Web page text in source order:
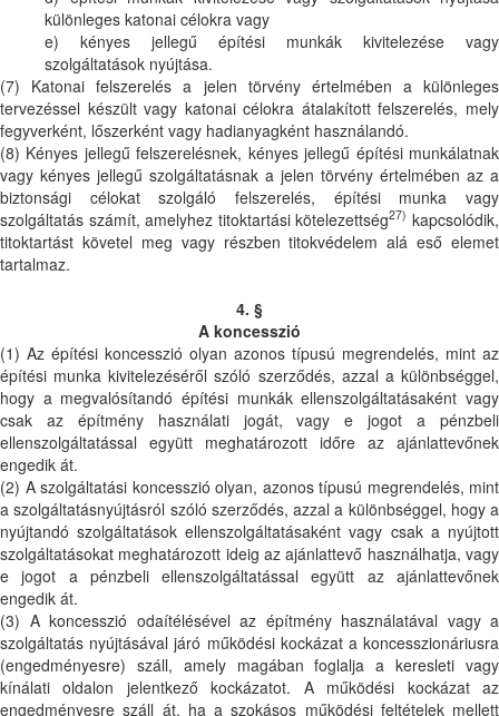
különleges katonai célokra vagy
e) kényes jellegű építési munkák kivitelezése vagy
szolgáltatások nyújtása.
(7) Katonai felszerelés a jelen törvény értelmében a különleges
tervezéssel készült vagy katonai célokra átalakított felszerelés, mely
fegyverként, lőszerként vagy hadianyagként használandó.
(8) Kényes jellegű felszerelésnek, kényes jellegű építési munkálatnak
vagy kényes jellegű szolgáltatásnak a jelen törvény értelmében az a
biztonsági célokat szolgáló felszerelés, építési munka vagy
szolgáltatás számít, amelyhez titoktartási kötelezettség27) kapcsolódik,
titoktartást követel meg vagy részben titokvédelem alá eső elemet
tartalmaz.
4. §
A koncesszió
(1) Az építési koncesszió olyan azonos típusú megrendelés, mint az
építési munka kivitelezéséről szóló szerződés, azzal a különbséggel,
hogy a megvalósítandó építési munkák ellenszolgáltatásaként vagy
csak az építmény használati jogát, vagy e jogot a pénzbeli
ellenszolgáltatással együtt meghatározott időre az ajánlattevőnek
engedik át.
(2) A szolgáltatási koncesszió olyan, azonos típusú megrendelés, mint
a szolgáltatásnyújtásról szóló szerződés, azzal a különbséggel, hogy a
nyújtandó szolgáltatások ellenszolgáltatásaként vagy csak a nyújtott
szolgáltatásokat meghatározott ideig az ajánlattevő használhatja, vagy
e jogot a pénzbeli ellenszolgáltatással együtt az ajánlattevőnek
engedik át.
(3) A koncesszió odaítélésével az építmény használatával vagy a
szolgáltatás nyújtásával járó működési kockázat a koncesszionáriusra
(engedményesre) száll, amely magában foglalja a keresleti vagy
kínálati oldalon jelentkező kockázatot. A működési kockázat az
engedményesre száll át, ha a szokásos működési feltételek mellett